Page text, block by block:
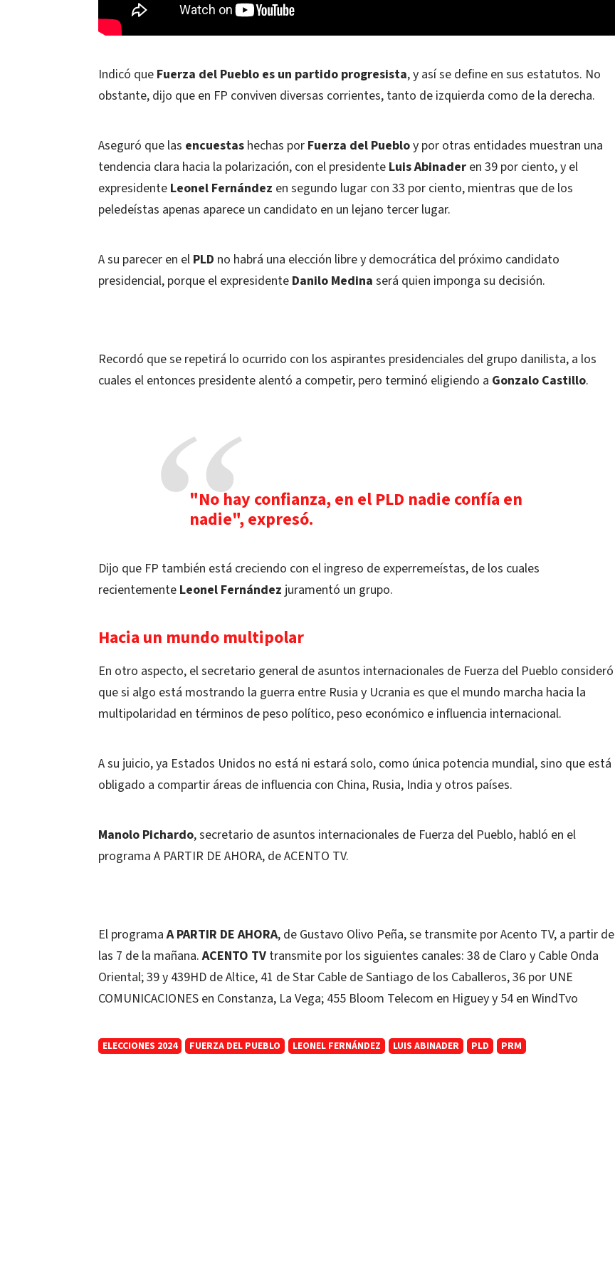
Indicó que Fuerza del Pueblo es un partido progresista, y así se define en sus estatutos. No
obstante, dijo que en FP conviven diversas corrientes, tanto de izquierda como de la derecha.
Aseguró que las encuestas hechas por Fuerza del Puebloy por otras entidades muestran una
tendencia clara hacia la polarización, con el presidente Luis Abinader en 39 por ciento, y el
expresidente Leonel Fernández en segundo lugar con 33 por ciento, mientras que de los
peledeístas apenas aparece un candidato en un lejano tercer lugar.
A su parecer en el PLD no habrá una elección libre y democrática del próximo candidato
presidencial, porque el expresidente Danilo Medina será quien imponga su decisión.
Recordó que se repetirá lo ocurrido con los aspirantes presidenciales del grupo danilista, a los
cuales el entonces presidente alentó a competir, pero terminó eligiendo a Gonzalo Castillo.
"No hay confianza, en el PLD nadie confía en
nadie", expresó.
Dijo que FP también está creciendo con el ingreso de experremeístas, de los cuales
recientemente Leonel Fernández juramentó un grupo.
Hacia un mundo multipolar
En otro aspecto, el secretario general de asuntos internacionales de Fuerza del Pueblo consideró
que si algo está mostrando la guerra entre Rusia y Ucrania es que el mundo marcha hacia la
multipolaridad en términos de peso político, peso económico e influencia internacional.
A su juicio, ya Estados Unidos no está ni estará solo, como única potencia mundial, sino que está
obligado a compartir áreas de influencia con China, Rusia, India y otros países.
Manolo Pichardo, secretario de asuntos internacionales de Fuerza del Pueblo, habló en el
programa A PARTIR DE AHORA, de ACENTO TV.
El programaA PARTIR DE AHORA, de Gustavo Olivo Peña, se transmite por Acento TV, a partir de
las 7 de la mañana.ACENTO TV transmite por los siguientes canales: 38 de Claro y Cable Onda
Oriental; 39 y 439HD de Altice, 41 de Star Cable de Santiago de los Caballeros, 36 por UNE
COMUNICACIONES en Constanza, La Vega; 455 Bloom Telecom en Higuey y 54 en WindTvo
ELECCIONES 2024 FUERZA DEL PUEBLO LEONEL FERNÁNDEZ LUIS ABINADER PLD PRM